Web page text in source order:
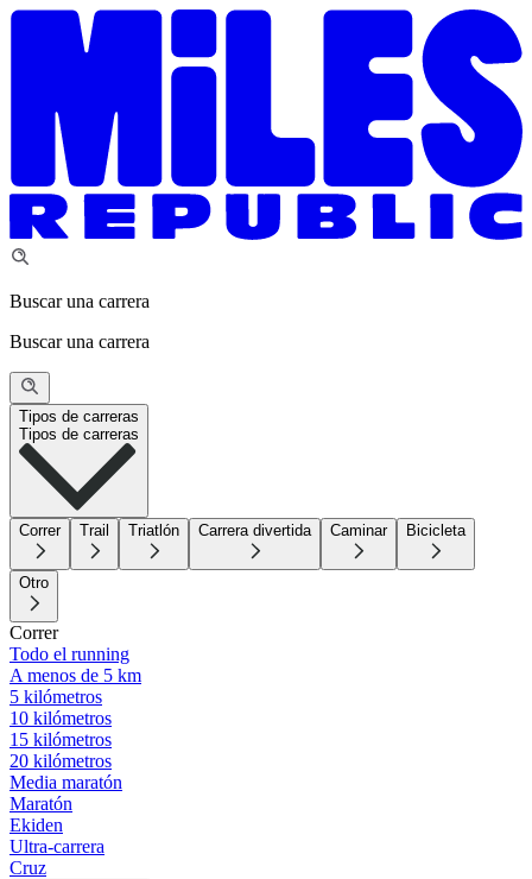
Buscar una carrera
Buscar una carrera
Tipos de carreras
Tipos de carreras
Correr Trail Triatlón Carrera divertida Caminar Bicicleta
Otro
Correr
Todo el running
A menos de 5 km
5 kilómetros
10 kilómetros
15 kilómetros
20 kilómetros
Media maratón
Maratón
Ekiden
Ultra-carrera
Cruz